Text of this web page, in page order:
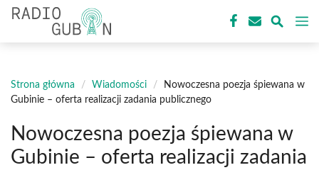
Przejdź
treści
Strona główna / Wiadomości /
Nowoczesna poezja śpiewana w
Gubinie – oferta realizacji zadania publicznego
Nowoczesna poezja śpiewana w
Gubinie – oferta realizacji zadania